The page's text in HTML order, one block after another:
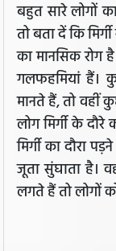
बहुत सारे लोगों
तो बता दें कि
का मानसिक रोग
गलफहमियां हैं।
मानते हैं, तो वहीं
लोग मिर्गी के
मिर्गी का दौरा
जूता सुंघाता है।
लगते हैं तो लोगों